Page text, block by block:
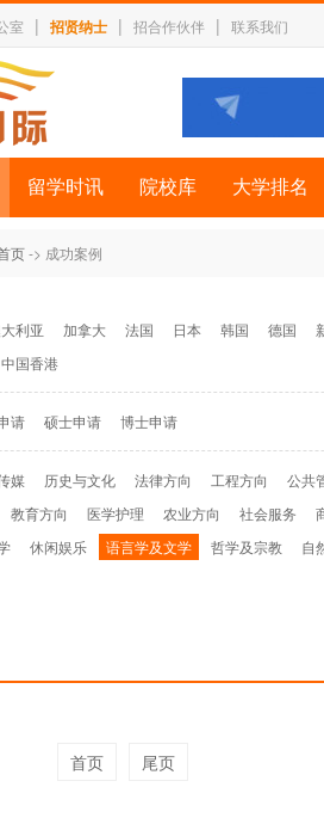
室 | 招贤纳士 | 招合作伙伴 | 联系我们
留学时讯 院校库 大学排名
页-> 成功案例
利亚 加拿大 法国 日本 韩国 德国
中国香港
请 硕士申请 博士申请
媒 历史与文化 法律方向 工程方向 公共
教育方向 医学护理 农业方向 社会服务
休闲娱乐 语言学及文学 哲学及宗教 自
首页 尾页